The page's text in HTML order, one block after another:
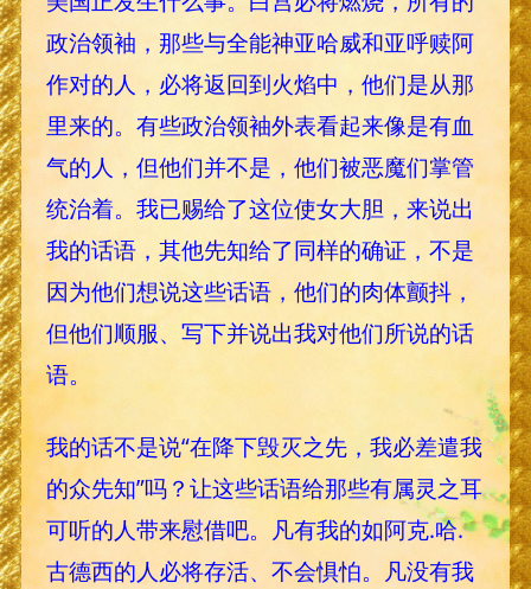
政治领袖，那些与全能神亚哈威和亚呼赎阿
作对的人，必将返回到火焰中，他们是从那
里来的。有些政治领袖外表看起来像是有血
气的人，但他们并不是，他们被恶魔们掌管
统治着。我已赐给了这位使女大胆，来说出
我的话语，其他先知给了同样的确证，不是
因为他们想说这些话语，他们的肉体颤抖，
但他们顺服、写下并说出我对他们所说的话
语。
我的话不是说“在降下毁灭之先，我必差遣我
的众先知”吗？让这些话语给那些有属灵之耳
可听的人带来慰借吧。凡有我的如阿克.哈.
古德西的人必将存活、不会惧怕。凡没有我